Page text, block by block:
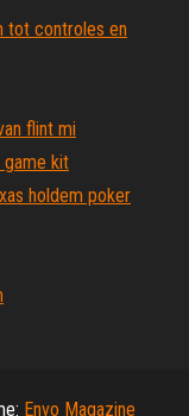
tot controles en
flint mi
game kit
holdem poker
Envo Magazine